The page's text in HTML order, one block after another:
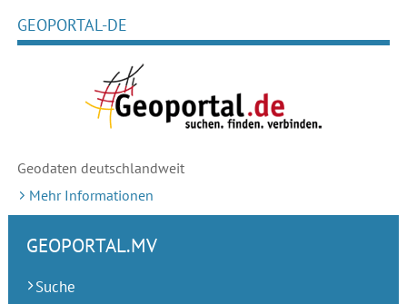
GEOPORTAL-DE
Geodaten deutschlandweit
Mehr Informationen
GEOPORTAL.MV
Suche